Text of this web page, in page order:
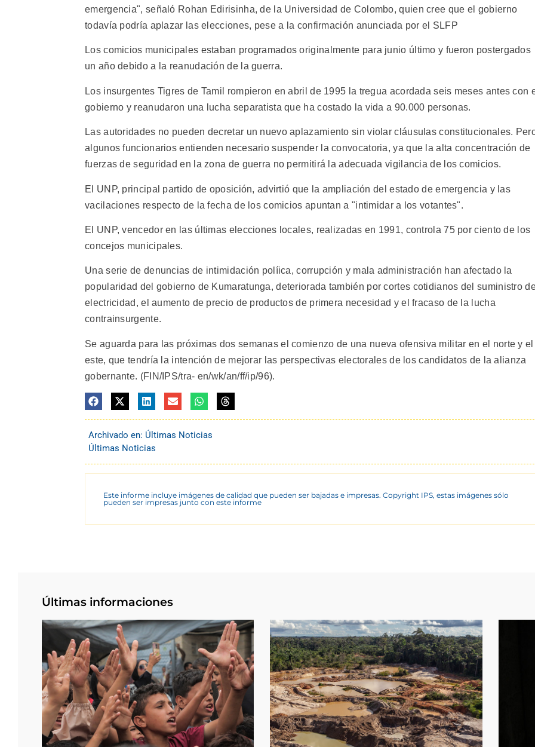
emergencia", señaló Rohan Edirisinha, de la Universidad de Colombo, quien cree que el gobierno
todavía podría aplazar las elecciones, pese a la confirmación anunciada por el SLFP
Los comicios municipales estaban programados originalmente para junio último y fueron postergados
un año debido a la reanudación de la guerra.
Los insurgentes Tigres de Tamil rompieron en abril de 1995 la tregua acordada seis meses antes con
gobierno y reanudaron una lucha separatista que ha costado la vida a 90.000 personas.
Las autoridades no pueden decretar un nuevo aplazamiento sin violar cláusulas constitucionales.
algunos funcionarios entienden necesario suspender la convocatoria, ya que la alta concentración de
fuerzas de seguridad en la zona de guerra no permitirá la adecuada vigilancia de los comicios.
El UNP, principal partido de oposición, advirtió que la ampliación del estado de emergencia y las
vacilaciones respecto de la fecha de los comicios apuntan a "intimidar a los votantes".
El UNP, vencedor en las últimas elecciones locales, realizadas en 1991, controla 75 por ciento de los
concejos municipales.
Una serie de denuncias de intimidación políica, corrupción y mala administración han afectado la
popularidad del gobierno de Kumaratunga, deteriorada también por cortes cotidianos del suministro
electricidad, el aumento de precio de productos de primera necesidad y el fracaso de la lucha
contrainsurgente.
Se aguarda para las próximas dos semanas el comienzo de una nueva ofensiva militar en el norte y el
este, que tendría la intención de mejorar las perspectivas electorales de los candidatos de la alianza
gobernante. (FIN/IPS/tra- en/wk/an/ff/ip/96).
Archivado en: Últimas Noticias
Últimas Noticias
Este informe incluye imágenes de calidad que pueden ser bajadas e impresas. Copyright IPS, estas imágenes sólo
pueden ser impresas junto con este informe
Últimas informaciones